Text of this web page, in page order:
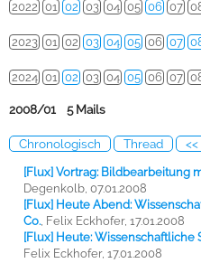
2022 01 02 03 04 05 06 07
2023 01 02 03 04 05 06 07
2024 01 02 03 04 05 06 07
2008/01 5 Mails
Chronologisch Thread <<
[Flux] Vortrag: Bildbearbeitung
Degenkolb, 07.01.2008
[Flux] Heute Abend:
Co. Felix Eckhofer, 17.01.2008
[Flux] Heute: Wissenschaftliche
Felix Eckhofer, 17.01.2008